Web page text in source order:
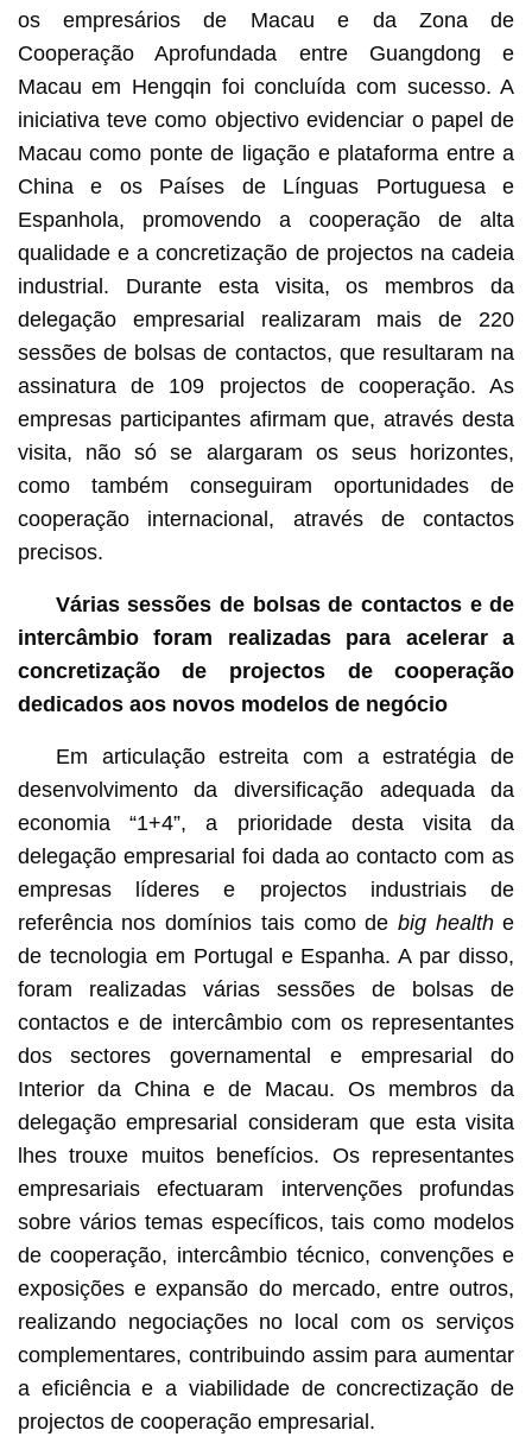
os empresários de Macau e da Zona de
Cooperação Aprofundada entre Guangdong e
Macau em Hengqin foi concluída com sucesso. A
iniciativa teve como objectivo evidenciar o papel de
Macau como ponte de ligação e plataforma entre a
China e os Países de Línguas Portuguesa e
Espanhola, promovendo a cooperação de alta
qualidade e a concretização de projectos na cadeia
industrial. Durante esta visita, os membros da
delegação empresarial realizaram mais de 220
sessões de bolsas de contactos, que resultaram na
assinatura de 109 projectos de cooperação. As
empresas participantes afirmam que, através desta
visita, não só se alargaram os seus horizontes,
como também conseguiram oportunidades de
cooperação internacional, através de contactos
precisos.
Várias sessões de bolsas de contactos e de
intercâmbio foram realizadas para acelerar a
concretização de projectos de cooperação
dedicados aos novos modelos de negócio
Em articulação estreita com a estratégia de
desenvolvimento da diversificação adequada da
economia “1+4”, a prioridade desta visita da
delegação empresarial foi dada ao contacto com as
empresas líderes e projectos industriais de
referência nos domínios tais como de big healthe
de tecnologia em Portugal e Espanha. A par disso,
foram realizadas várias sessões de bolsas de
contactos e de intercâmbio com os representantes
dos sectores governamental e empresarial do
Interior da China e de Macau. Os membros da
delegação empresarial consideram que esta visita
lhes trouxe muitos benefícios. Os representantes
empresariais efectuaram intervenções profundas
sobre vários temas específicos, tais como modelos
de cooperação, intercâmbio técnico, convenções e
exposições e expansão do mercado, entre outros,
realizando negociações no local com os serviços
complementares, contribuindo assim para aumentar
a eficiência e a viabilidade de concrectização de
projectos de cooperação empresarial.